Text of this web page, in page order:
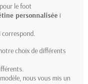
le foot
personnalisée i
choix de différents
nous vous mis un